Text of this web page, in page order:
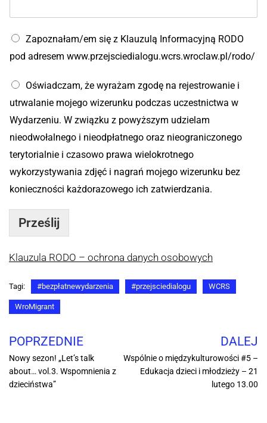
Zapoznałam/em się z Klauzulą Informacyjną RODO
pod adresem www.przejsciedialogu.wcrs.wroclaw.pl/rodo/
Oświadczam, że wyrażam zgodę na rejestrowanie i
utrwalanie mojego wizerunku podczas uczestnictwa w
Wydarzeniu. W związku z powyższym udzielam
nieodwołalnego i nieodpłatnego oraz nieograniczonego
terytorialnie i czasowo prawa wielokrotnego
wykorzystywania zdjęć i nagrań mojego wizerunku bez
konieczności każdorazowego ich zatwierdzania.
Prześlij
Klauzula RODO – ochrona danych osobowych
Tagi: #bezpłatnewydarzenia #przejsciedialogu WCRS
WroMigrant
POPRZEDNIE
Nowy sezon! „Let’s talk
about… vol.3. Wspomnienia z
dzieciństwa”
DALEJ
Wspólnie o międzykulturowości #5 –
Edukacja dzieci i młodzieży – 21
lutego 13.00